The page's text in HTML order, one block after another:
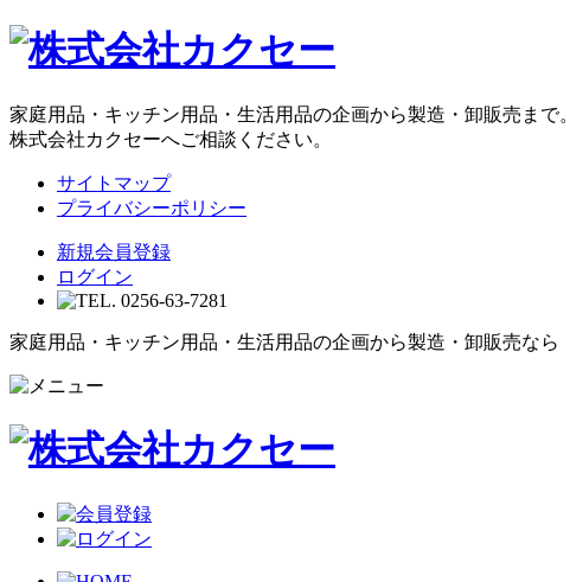
家庭用品・キッチン用品・生活用品の企画から製造・卸販売まで。
株式会社カクセーへご相談ください。
サイトマップ
プライバシーポリシー
新規会員登録
ログイン
家庭用品・キッチン用品・生活用品の企画から製造・卸販売なら